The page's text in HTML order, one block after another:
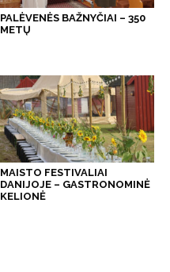
PALĖVENĖS BAŽNYČIAI – 350
METŲ
MAISTO FESTIVALIAI
DANIJOJE – GASTRONOMINĖ
KELIONĖ